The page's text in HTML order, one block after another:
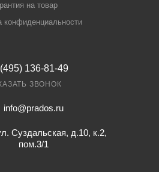
на товар
конфиденциальности
136-81-49
ЗВОНОК
info@prados.ru
Суздальская, д.10, к.2,
пом.3/1